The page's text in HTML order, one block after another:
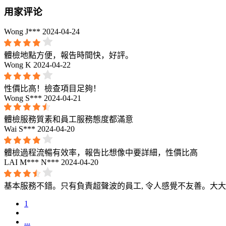
用家评论
Wong J*** 2024-04-24
體檢地點方便，報告時間快，好評。
Wong K 2024-04-22
性價比高！檢查項目足夠！
Wong S*** 2024-04-21
體檢服務質素和員工服務態度都滿意
Wai S*** 2024-04-20
體檢過程流暢有效率，報告比想像中要詳細，性價比高
LAI M*** N*** 2024-04-20
基本服務不錯。只有負責超聲波的員工, 令人感覺不友善。大
1
...